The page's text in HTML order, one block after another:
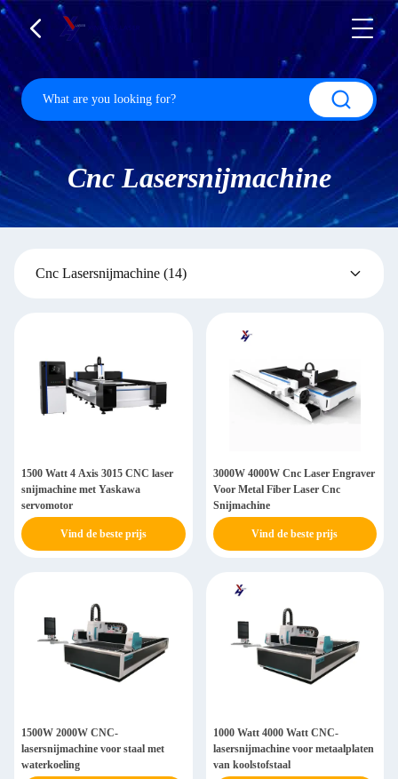
Cnc Lasersnijmachine
Cnc Lasersnijmachine (14)
1500 Watt 4 Axis 3015 CNC laser
snijmachine met Yaskawa
servomotor
Vind de beste prijs
3000W 4000W Cnc Laser Engraver
Voor Metal Fiber Laser Cnc
Snijmachine
Vind de beste prijs
1500W 2000W CNC-
lasersnijmachine voor staal met
waterkoeling
1000 Watt 4000 Watt CNC-
lasersnijmachine voor metaalplaten
van koolstofstaal